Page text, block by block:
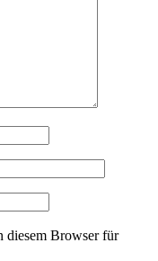
diesem Browser für